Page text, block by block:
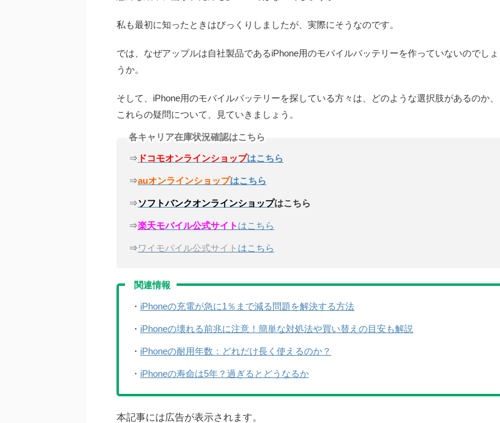
私も最初に知ったときはびっくりしましたが、実際にそうなのです。
では、なぜアップルは自社製品であるiPhone用のモバイルバッテリーを作っていないのでしょ
うか。
そして、iPhone用のモバイルバッテリーを探している方々は、どのような選択肢があるのか、
これらの疑問について、見ていきましょう。
各キャリア在庫状況確認はこちら
⇒ ドコモオンラインショップはこちら
⇒auオンラインショップはこちら
⇒ソフトバンクオンラインショップはこちら
⇒楽天モバイル公式サイト はこちら
⇒ワイモバイル公式サイト はこちら
関連情報
・ iPhoneの充電が急に1％まで減る問題を解決する方法
・ iPhoneの壊れる前兆に注意！簡単な対処法や買い替えの目安も解説
・ iPhoneの耐用年数：どれだけ長く使えるのか？
・ iPhoneの寿命は5年？過ぎるとどうなるか
本記事には広告が表示されます。